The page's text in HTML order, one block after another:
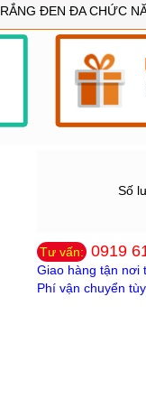
ĐEN ĐA CHỨC
Số
Tư vấn: 0919
Giao hàng tận nơi
Phí vận chuyển